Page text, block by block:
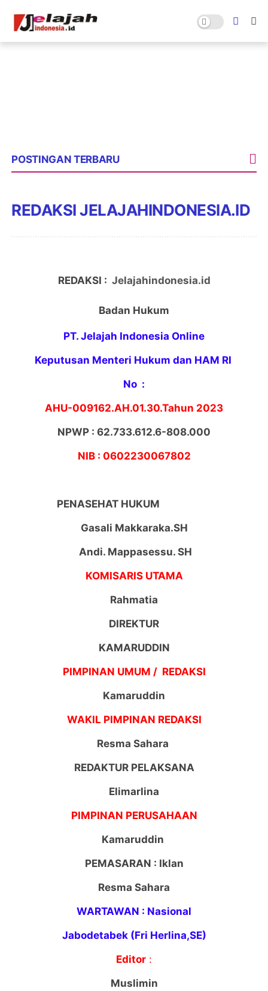
POSTINGAN TERBARU
REDAKSI JELAJAHINDONESIA.ID
REDAKSI : Jelajahindonesia.id
Badan Hukum
PT. Jelajah Indonesia Online
Keputusan Menteri Hukum dan HAM RI
No :
AHU-009162.AH.01.30.Tahun 2023
NPWP : 62.733.612.6-808.000
NIB : 0602230067802
PENASEHAT HUKUM
Gasali Makkaraka.SH
Andi. Mappasessu. SH
KOMISARIS UTAMA
Rahmatia
DIREKTUR
KAMARUDDIN
PIMPINAN UMUM / REDAKSI
Kamaruddin
WAKIL PIMPINAN REDAKSI
Resma Sahara
REDAKTUR PELAKSANA
Elimarlina
PIMPINAN PERUSAHAAN
Kamaruddin
PEMASARAN : Iklan
Resma Sahara
WARTAWAN : Nasional
Jabodetabek (Fri Herlina,SE)
Editor :
Muslimin